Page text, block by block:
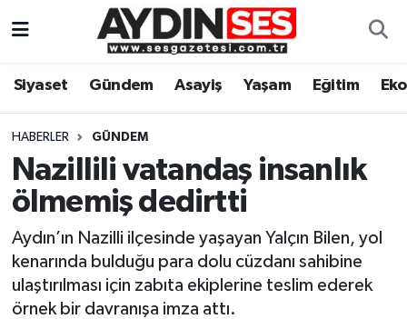
Siyaset Gündem Asayiş Yaşam Eğitim
HABERLER GÜNDEM
Nazillili vatandaş insanlık
ölmemiş dedirtti
Aydın’ın Nazilli ilçesinde yaşayan Yalçın Bilen, yol
kenarında bulduğu para dolu cüzdanı sahibine
ulaştırılması için zabıta ekiplerine teslim ederek
örnek bir davranışa imza attı.
Gündem
Siyaset
Ekonomi
Yaşam
Eğitim
Aydın Hava Durumu
Aydin Namaz Vakitleri
Aydın Trafik Yoğunluk Haritası
Süper Lig Puan Durumu ve Fikstür
Tüm Manşetler